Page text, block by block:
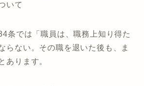
いて
条では「職員は、職務上知り得た
らない。その職を退いた後も、ま
あります。